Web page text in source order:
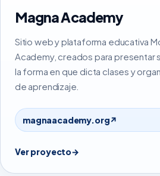
Magna Academy
Sitio web y plataforma educativa
Academy, creados para presentar
la forma en que dicta clases y
de aprendizaje.
magnaacademy.org↗
Ver proyecto→